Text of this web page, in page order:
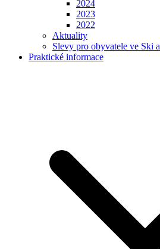
2024
2023
2022
Aktuality
Slevy pro obyvatele ve Ski
Praktické informace